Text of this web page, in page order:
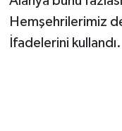
Hemşehrilerimiz
İfadelerini kullandı.